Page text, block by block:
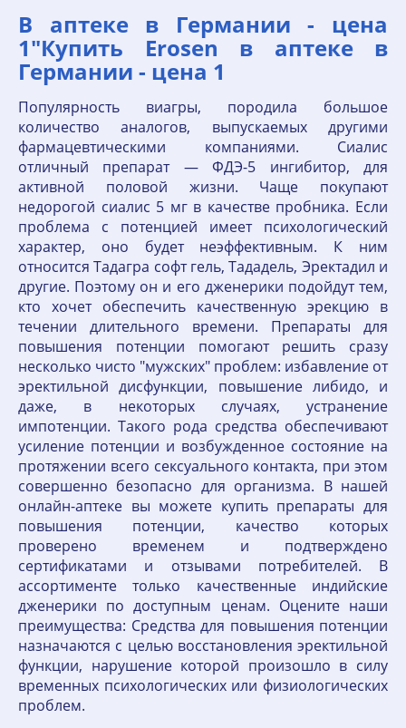
В аптеке в Германии - цена
1"Купить Erosen в аптеке в
Германии - цена 1
Популярность виагры, породила большое
количество аналогов, выпускаемых другими
фармацевтическими компаниями. Сиалис
отличный препарат — ФДЭ-5 ингибитор, для
активной половой жизни. Чаще покупают
недорогой сиалис 5 мг в качестве пробника. Если
проблема с потенцией имеет психологический
характер, оно будет неэффективным. К ним
относится Тадагра софт гель, Тададель, Эректадил и
другие. Поэтому он и его дженерики подойдут тем,
кто хочет обеспечить качественную эрекцию в
течении длительного времени. Препараты для
повышения потенции помогают решить сразу
несколько чисто "мужских" проблем: избавление от
эректильной дисфункции, повышение либидо, и
даже, в некоторых случаях, устранение
импотенции. Такого рода средства обеспечивают
усиление потенции и возбужденное состояние на
протяжении всего сексуального контакта, при этом
совершенно безопасно для организма. В нашей
онлайн-аптеке вы можете купить препараты для
повышения потенции, качество которых
проверено временем и подтверждено
cертификатами и отзывами потребителей. В
ассортименте только качественные индийские
дженерики по доступным ценам. Оцените наши
преимущества: Средства для повышения потенции
назначаются с целью восстановления эректильной
функции, нарушение которой произошло в силу
временных психологических или физиологических
проблем.